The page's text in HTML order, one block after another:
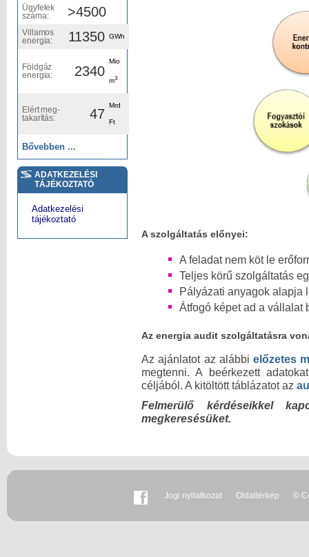
Ügyfelek
száma:
>4500
Villamos
energia:
11350 GWh
Földgáz
energia:
2340
Mio
m3
Elért meg-
takarítás:
47
Mrd
Ft
Bővebben ...
ADATKEZELÉSI
TÁJÉKOZTATÓ
Adatkezelési
tájékoztató
A szolgáltatás előnyei:
A feladat nem köt le
Teljes körű szolgáltatás
Pályázati anyagok alapja
Átfogó képet ad a vállalat
Az energia audit szolgáltatásra
Az ajánlatot az alábbi előzetes
megtenni. A beérkezett
céljából. A kitöltött táblázatot az
Felmerülő kérdéseikkel
megkeresésüket.
Jogi nyilatkozat Oldaltérkép ©